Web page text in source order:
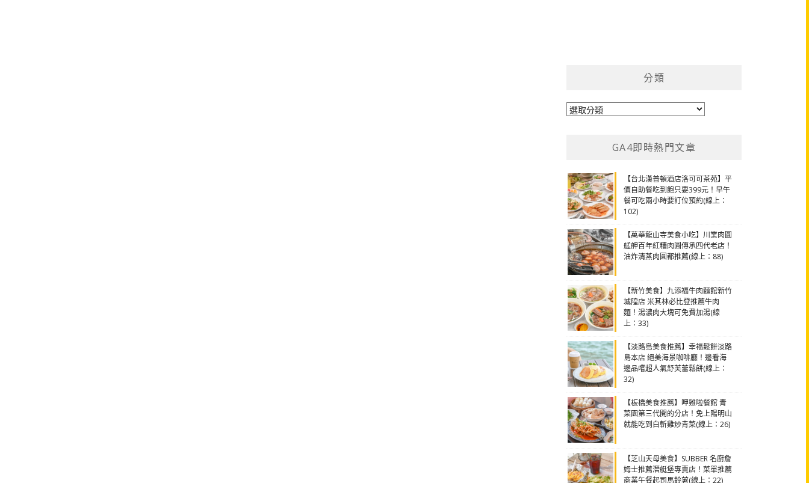
分類
分
GA4即時熱門文章
【台北漢普頓酒店洛可可茶苑】平
價自助餐吃到飽只要399元！早午
餐可吃兩小時要訂位預約(線上：
102)
【萬華龍山寺美食小吃】川業肉圓
艋舺百年紅糟肉圓傳承四代老店！
油炸清蒸肉圓都推薦(線上：88)
【新竹美食】九添福牛肉麵館新竹
城隍店 米其林必比登推薦牛肉
麵！湯濃肉大塊可免費加湯(線
上：33)
【淡路島美食推薦】幸福鬆餅淡路
島本店 絕美海景咖啡廳！邊看海
邊品嚐超人氣舒芙蕾鬆餅(線上：
32)
【板橋美食推薦】呷雞啦餐館 青
菜園第三代開的分店！免上陽明山
就能吃到白斬雞炒青菜(線上：26)
【芝山天母美食】SUBBER 名廚詹
姆士推薦潛艇堡專賣店！菜單推薦
商業午餐起司馬鈴薯(線上：22)